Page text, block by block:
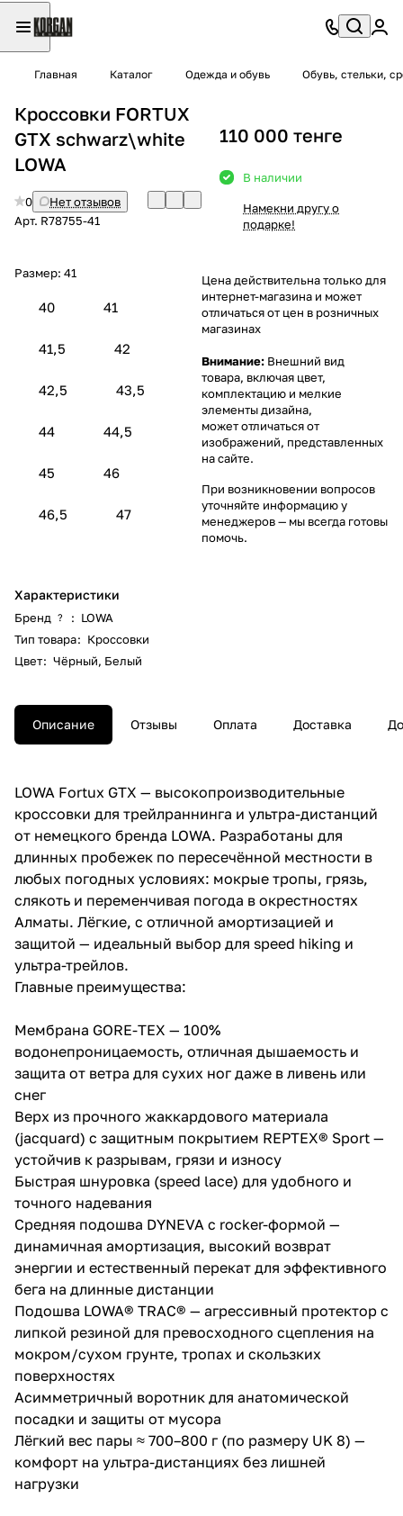
Главная Каталог Одежда и обувь Обувь, стельки,
Кроссовки FORTUX
GTX schwarz\white
LOWA
0
Нет отзывов
Арт. R78755-41
Размер: 41
40 41
41,5 42
42,5 43,5
44 44,5
45 46
46,5 47
Характеристики
Бренд ? : LOWA
Тип товара: Кроссовки
Цвет: Чёрный, Белый
110 000 тенге
В наличии
Намекни другу о
подарке!
Цена действительна только для
интернет-магазина и может
отличаться от цен в розничных
магазинах
Внимание: Внешний вид
товара, включая цвет,
комплектацию и мелкие
элементы дизайна,
может отличаться от
изображений, представленных
на сайте.
При возникновении вопросов
уточняйте информацию у
менеджеров— мы всегда готовы
помочь.
Описание Отзывы Оплата Доставка
LOWA Fortux GTX — высокопроизводительные
кроссовки для трейлраннинга и ультра-дистанций
от немецкого бренда LOWA. Разработаны для
длинных пробежек по пересечённой местности в
любых погодных условиях: мокрые тропы, грязь,
слякоть и переменчивая погода в окрестностях
Алматы. Лёгкие, с отличной амортизацией и
защитой — идеальный выбор для speed hiking и
ультра-трейлов.
Главные преимущества:
Мембрана GORE-TEX — 100%
водонепроницаемость, отличная дышаемость и
защита от ветра для сухих ног даже в ливень или
снег
Верх из прочного жаккардового материала
(jacquard) с защитным покрытием REPTEX® Sport —
устойчив к разрывам, грязи и износу
Быстрая шнуровка (speed lace) для удобного и
точного надевания
Средняя подошва DYNEVA с rocker-формой —
динамичная амортизация, высокий возврат
энергии и естественный перекат для эффективного
бега на длинные дистанции
Подошва LOWA® TRAC® — агрессивный протектор с
липкой резиной для превосходного сцепления на
мокром/сухом грунте, тропах и скользких
поверхностях
Асимметричный воротник для анатомической
посадки и защиты от мусора
Лёгкий вес пары ≈ 700–800 г (по размеру UK 8) —
комфорт на ультра-дистанциях без лишней
нагрузки